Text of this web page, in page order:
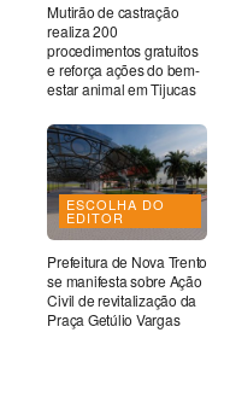
Mutirão de castração
realiza 200
procedimentos gratuitos
e reforça ações do bem-
estar animal em Tijucas
ESCOLHA DO
EDITOR
Prefeitura de Nova Trento
se manifesta sobre Ação
Civil de revitalização da
Praça Getúlio Vargas